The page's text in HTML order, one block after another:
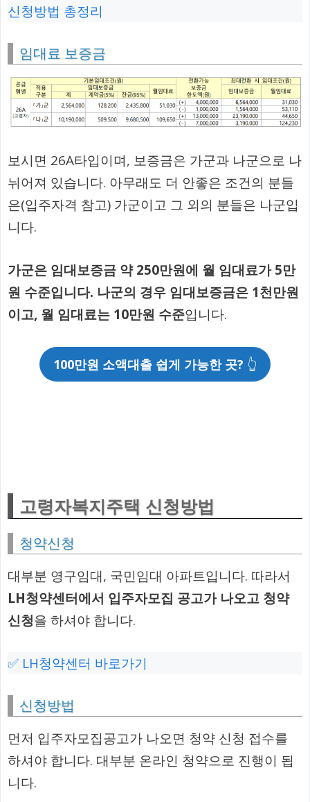
신청방법 총정리
임대료 보증금
보시면 26A타입이며, 보증금은 가군과 나군으로 나
뉘어져 있습니다. 아무래도 더 안좋은 조건의 분들
은(입주자격 참고) 가군이고 그 외의 분들은 나군입
니다.
가군은 임대보증금 약 250만원에 월 임대료가 5만
원 수준입니다. 나군의 경우 임대보증금은 1천만원
이고, 월 임대료는 10만원 수준입니다.
100만원 소액대출 쉽게 가능한 곳? 👆
고령자복지주택 신청방법
청약신청
대부분 영구임대, 국민임대 아파트입니다. 따라서
LH청약센터에서 입주자모집 공고가 나오고 청약
신청을 하셔야 합니다.
✅ LH청약센터 바로가기
신청방법
먼저 입주자모집공고가 나오면 청약 신청 접수를
하셔야 합니다. 대부분 온라인 청약으로 진행이 됩
니다.